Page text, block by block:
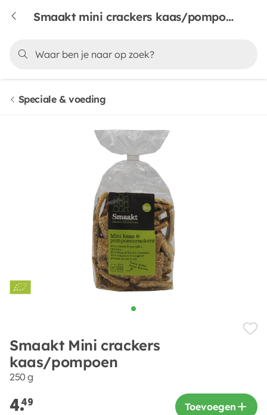
Smaakt mini crackers kaas/pompoen
Speciale & voeding
Smaakt Mini crackers
kaas/pompoen
250 g
4.49 Toevoegen